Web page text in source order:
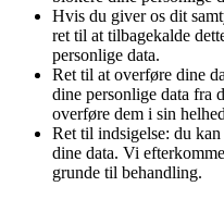
Hvis du giver os dit
ret til at tilbagekalde
personlige data.
Ret til at overføre dine
dine personlige data fra
overføre dem i sin
Ret til indsigelse: du
​​dine data. Vi
grunde til behandling.